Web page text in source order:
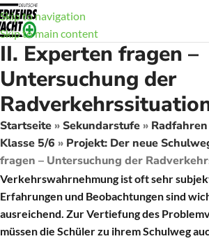
Skip to navigation
Skip to main content
II. Experten fragen –
Untersuchung der
Startseite»Sekundarstufe»
Klasse 5/6 » Projekt: Der neue
fragen – Untersuchung der
Verkehrswahrnehmung ist oft sehr
Erfahrungen und Beobachtungen sind
ausreichend. Zur Vertiefung des
müssen die Schüler zu ihrem Schulweg